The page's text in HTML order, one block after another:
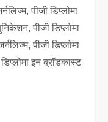
पीजी डिप्लोमा
पीजी डिप्लोमा
पीजी डिप्लोमा
इन ब्रॉडकास्ट